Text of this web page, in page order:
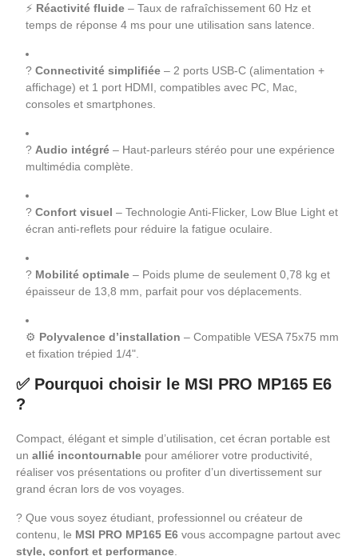
⚡ Réactivité fluide – Taux de rafraîchissement 60 Hz et
temps de réponse 4 ms pour une utilisation sans latence.
? Connectivité simplifiée – 2 ports USB-C (alimentation +
affichage) et 1 port HDMI, compatibles avec PC, Mac,
consoles et smartphones.
? Audio intégré – Haut-parleurs stéréo pour une expérience
multimédia complète.
?️ Confort visuel – Technologie Anti-Flicker, Low Blue Light et
écran anti-reflets pour réduire la fatigue oculaire.
? Mobilité optimale – Poids plume de seulement 0,78 kg et
épaisseur de 13,8 mm, parfait pour vos déplacements.
⚙️ Polyvalence d’installation – Compatible VESA 75x75 mm
et fixation trépied 1/4".
✅ Pourquoi choisir le MSI PRO MP165 E6
?
Compact, élégant et simple d’utilisation, cet écran portable est
un allié incontournable pour améliorer votre productivité,
réaliser vos présentations ou profiter d’un divertissement sur
grand écran lors de vos voyages.
? Que vous soyez étudiant, professionnel ou créateur de
contenu, le MSI PRO MP165 E6 vous accompagne partout avec
style, confort et performance